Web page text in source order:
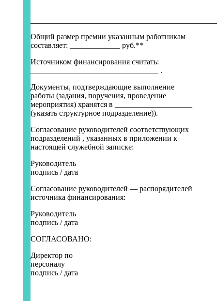
Общий размер премии указанным работникам
составляет: _____________ руб.**
Источником финансирования считать:
_________________________________ .
Документы, подтверждающие выполнение
работы (задания, поручения, проведение
мероприятия) хранятся в ____________________
(указать структурное подразделение)).
Согласование руководителей соответствующих
подразделений , указанных в приложении к
настоящей служебной записке:
подпись / дата
Согласование руководителей — распорядителей
источника финансирования:
подпись / дата
СОГЛАСОВАНО:
Директор по
персоналу
подпись / дата